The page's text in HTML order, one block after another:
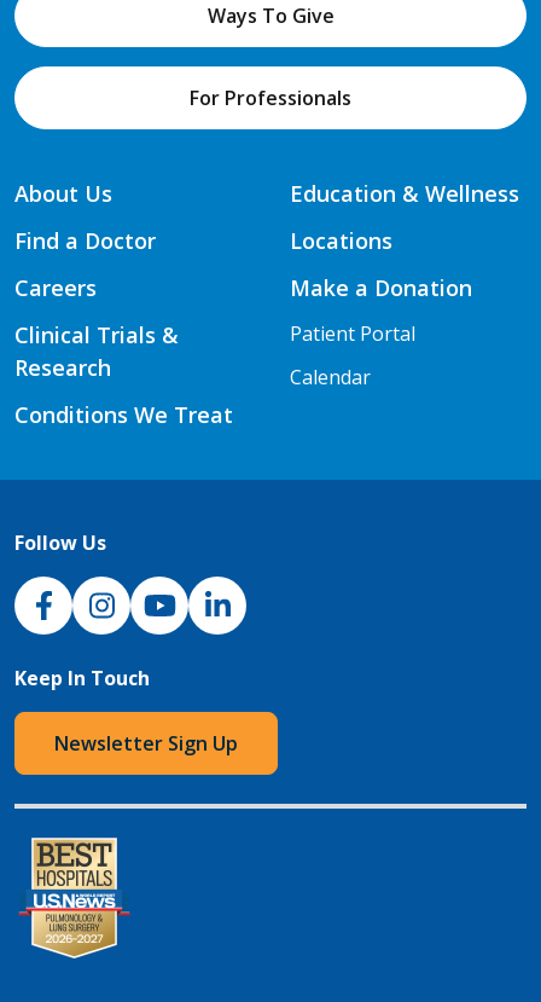
Ways To Give
For Professionals
About Us
Find a Doctor
Careers
Clinical Trials &
Research
Conditions We Treat
Education & Wellness
Locations
Make a Donation
Patient Portal
Calendar
Follow Us
NJH Facebook
InstagramNJH YouTube
NJH LinkedIn
Keep In Touch
Newsletter Sign Up